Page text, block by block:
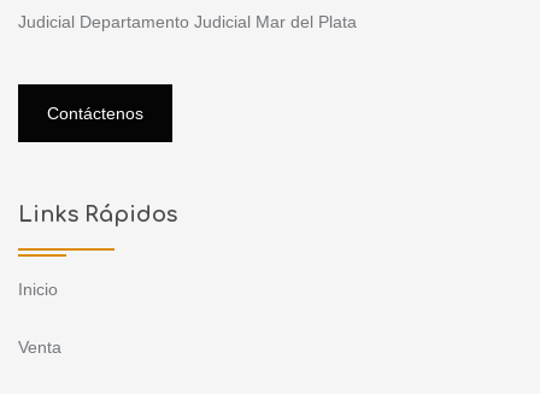
Judicial Departamento Judicial Mar del Plata
Contáctenos
Links Rápidos
Inicio
Venta